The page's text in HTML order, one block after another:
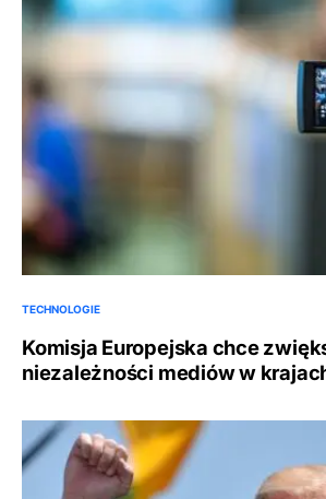
TECHNOLOGIE
Komisja Europejska chce
niezależności mediów w